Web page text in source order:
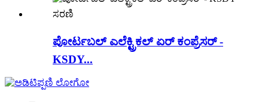
ಪೋರ್ಟಬಲ್ ಎಲೆಕ್ಟ್ರಿಕಲ್ ಏರ್ ಕಂಪ್ರೆಸರ್ -
KSDY...